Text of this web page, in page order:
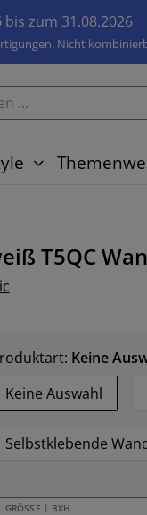
bis zum 31.08.2026
Nicht
T5QC
Keine
Keine Auswahl
Selbstklebende
GRÖSSE | BXH